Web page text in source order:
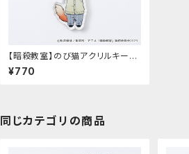
【暗殺教室】のび猫アクリルキーホ
ルダー（前原 陽斗）
¥770
同じカテゴリの商品